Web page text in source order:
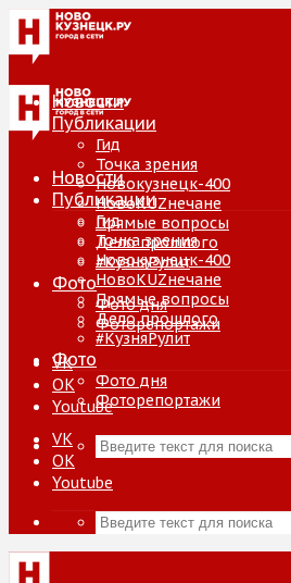
Новости
Публикации
Гид
Точка зрения
Новокузнецк-400
НовоKUZнечане
Прямые вопросы
Дело прошлого
#КузняРулит
Фото
Фото дня
Фоторепортажи
VK
ОК
Youtube
Новости
Публикации
Гид
Точка зрения
Новокузнецк-400
НовоKUZнечане
Прямые вопросы
Дело прошлого
#КузняРулит
Фото
Фото дня
Фоторепортажи
VK
ОК
Youtube